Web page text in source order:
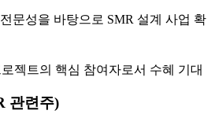
문성을 바탕으로 SMR 설계 사업 확
젝트의 핵심 참여자로서 수혜 기대
관련주)